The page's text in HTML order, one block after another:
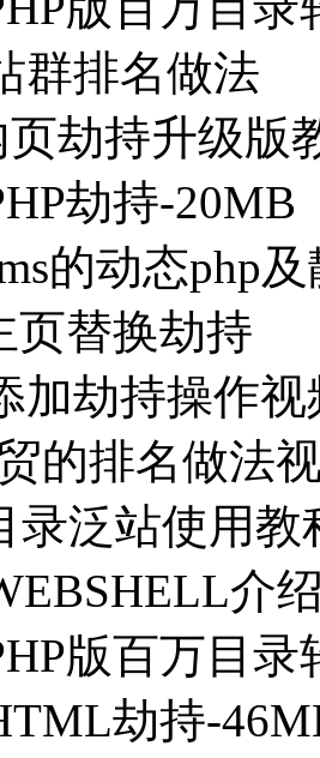
群排名做法
页劫持升级版
劫持-20MB
的动态php
页替换劫持
加劫持操作
的排名做法
录泛站使用教
介
版百万目录
劫持-